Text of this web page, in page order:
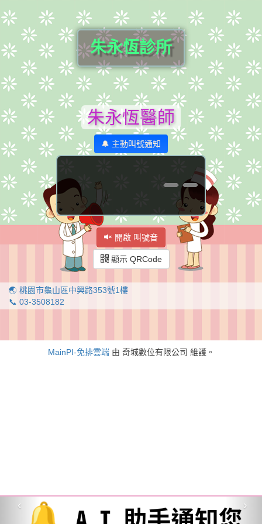
朱永恆診所
朱永恆醫師
🔔 主動叫號通知
--
開啟 叫號音
顯示 QRCode
🌏 桃園市龜山區中興路353號1樓
📞 03-3508182
‹ ›
MainPI-免排雲端由 奇城數位有限公司 維護。